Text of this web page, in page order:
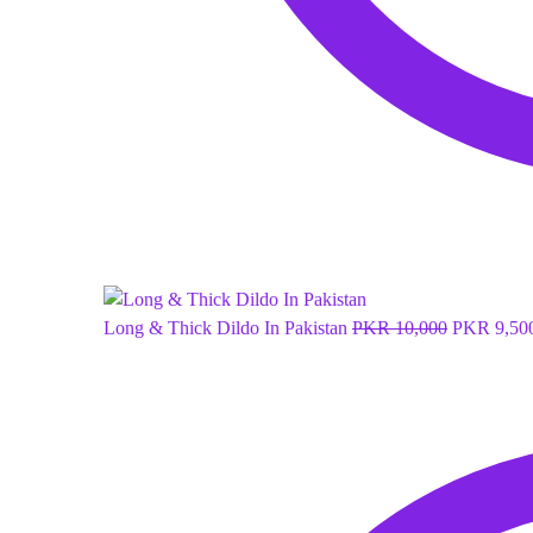
Long & Thick Dildo In Pakistan PKR10,000 PKR